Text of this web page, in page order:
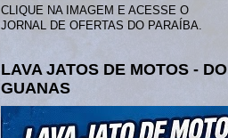
CLIQUE NA IMAGEM E ACESSE O
JORNAL DE OFERTAS DO PARAÍBA.
LAVA JATOS DE MOTOS - DO
GUANAS